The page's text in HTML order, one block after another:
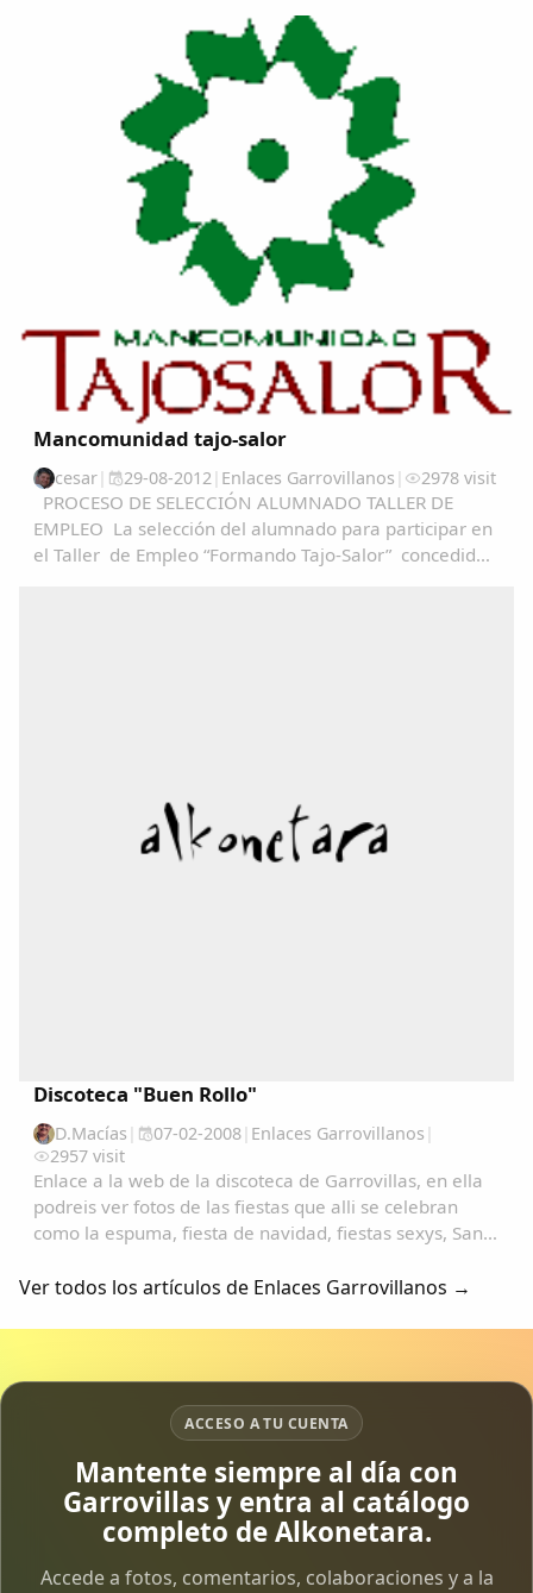
Mancomunidad tajo-salor
cesar| 29-08-2012| Enlaces Garrovillanos | 2978 visit
PROCESO DE SELECCIÓN ALUMNADO TALLER DE
EMPLEO La selección del alumnado para participar en
el Taller de Empleo “Formando Tajo-Salor” concedido
Discoteca "Buen Rollo"
D.Macías | 07-02-2008| Enlaces Garrovillanos |
2957 visit
Enlace a la web de la discoteca de Garrovillas, en ella
podreis ver fotos de las fiestas que alli se celebran
como la espuma, fiesta de navidad, fiestas sexys, San
Ver todos los artículos de Enlaces Garrovillanos →
ACCESO A TU CUENTA
Mantente siempre al día con
Garrovillas y entra al catálogo
completo de Alkonetara.
Accede a fotos, comentarios, colaboraciones y a la
Comparte
Compartir en Facebook
Compartir en Twitter
Copiar enlace